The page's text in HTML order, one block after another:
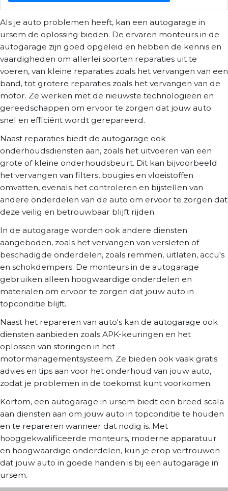
Als je auto problemen heeft, kan een autogarage in
ursem de oplossing bieden. De ervaren monteurs in de
autogarage zijn goed opgeleid en hebben de kennis en
vaardigheden om allerlei soorten reparaties uit te
voeren, van kleine reparaties zoals het vervangen van een
band, tot grotere reparaties zoals het vervangen van de
motor. Ze werken met de nieuwste technologieën en
gereedschappen om ervoor te zorgen dat jouw auto
snel en efficiënt wordt gerepareerd.
Naast reparaties biedt de autogarage ook
onderhoudsdiensten aan, zoals het uitvoeren van een
grote of kleine onderhoudsbeurt. Dit kan bijvoorbeeld
het vervangen van filters, bougies en vloeistoffen
omvatten, evenals het controleren en bijstellen van
andere onderdelen van de auto om ervoor te zorgen dat
deze veilig en betrouwbaar blijft rijden.
In de autogarage worden ook andere diensten
aangeboden, zoals het vervangen van versleten of
beschadigde onderdelen, zoals remmen, uitlaten, accu's
en schokdempers. De monteurs in de autogarage
gebruiken alleen hoogwaardige onderdelen en
materialen om ervoor te zorgen dat jouw auto in
topconditie blijft.
Naast het repareren van auto's kan de autogarage ook
diensten aanbieden zoals APK-keuringen en het
oplossen van storingen in het
motormanagementsysteem. Ze bieden ook vaak gratis
advies en tips aan voor het onderhoud van jouw auto,
zodat je problemen in de toekomst kunt voorkomen.
Kortom, een autogarage in ursem biedt een breed scala
aan diensten aan om jouw auto in topconditie te houden
en te repareren wanneer dat nodig is. Met
hooggekwalificeerde monteurs, moderne apparatuur
en hoogwaardige onderdelen, kun je erop vertrouwen
dat jouw auto in goede handen is bij een autogarage in
ursem.